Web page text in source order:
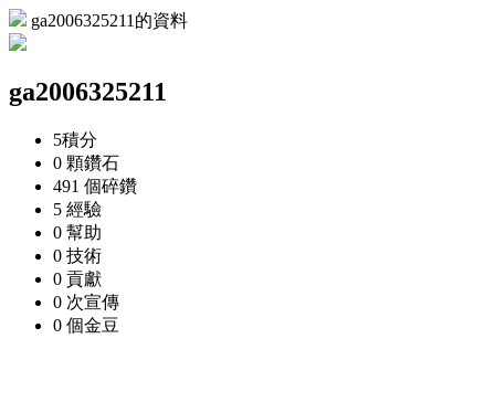
ga2006325211的資料
ga2006325211
5積分
0 顆鑽石
491 個碎鑽
5 經驗
0 幫助
0 技術
0 貢獻
0 次宣傳
0 個金豆